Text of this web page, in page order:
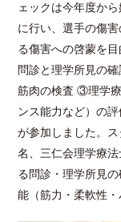
ェックは今年度か
に行い、選手の傷
る傷害への啓蒙を
問診と理学所見の
筋肉の検査 ③理学
ンス能力など）の
が参加しました。
名、三仁会理学療
る問診・理学所見
能（筋力・柔軟性